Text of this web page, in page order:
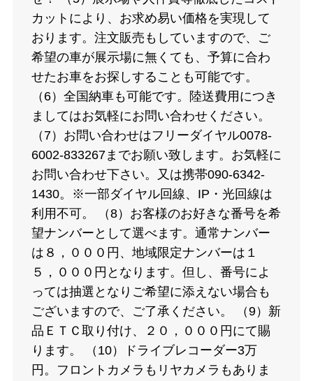
カットにより、お求め易い価格を実現して
おります。注文販売もしていますので、ご
希望の車が展示場に無くても、予算に合わ
せたお車をお探しすることも可能です。
（6）全国納車も可能です。陸送費用につき
ましてはお気軽にお問い合わせください。
（7）お問い合わせはフリーダイヤル0078-
6002-833267までお願い致します。お気軽に
お問い合わせ下さい。又は携帯090-6342-
1430。※一部ダイヤル回線、IP・光回線は
利用不可。 （8）お客様のお好きな番号を希
望ナンバーとして選べます。通常ナンバー
は８，０００円、地域限定ナンバーは１
５，０００円となります。但し、番号によ
っては抽選となりご希望に添えない場合も
ございますので、ご了承ください。 （9）新
品ＥＴＣ取り付け、２０，０００円にて賜
ります。 （10）ドライブレコーダー3万
円。フロントカメラもリヤカメラもありま